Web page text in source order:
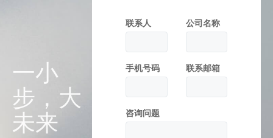
一小
步，大
未来
联系人 公司名称
手机号码 联系邮箱
咨询问题